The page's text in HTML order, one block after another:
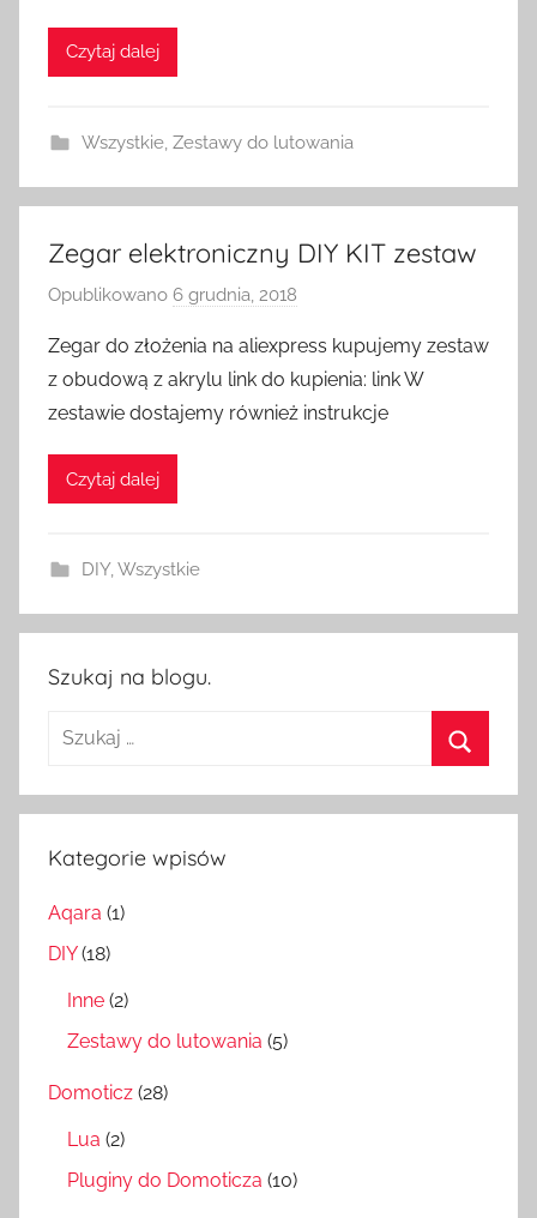
w
t
c
Czytaj dalej
Wszystkie, Zestawy do lutowania
Zegar elektroniczny DIY KIT zestaw
Opublikowano 6 grudnia, 2018
z
e
z
i
Zegar do złożenia na aliexpress kupujemy zestaw
z obudową z akrylu link do kupienia: link W
zestawie dostajemy również instrukcje
Czytaj dalej
DIY,Wszystkie
Szukaj na blogu.
Szukaj:
Kategorie wpisów
Aqara (1)
DIY(18)
Inne (2)
Zestawy do lutowania (5)
Domoticz (28)
Lua (2)
Pluginy do Domoticza (10)